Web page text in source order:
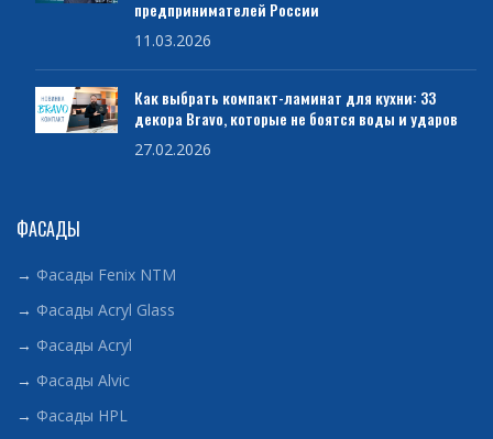
предпринимателей России
11.03.2026
Как выбрать компакт-ламинат для кухни: 33
декора Bravo, которые не боятся воды и ударов
27.02.2026
ФАСАДЫ
→ Фасады Fenix NTM
→ Фасады Acryl Glass
→ Фасады Acryl
→ Фасады Alvic
→ Фасады HPL